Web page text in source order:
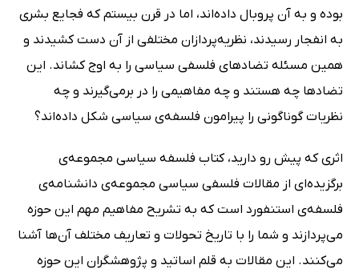
بوده و به آن پروبال داده‌اند، اما در قرن بیستم که فجایع بشری
به انفجار رسیدند، نظریه‌پردازان مختلفی از آن دست کشیدند و
همین مسئله تضادهای فلسفی سیاسی را به اوج کشاند. این
تضادها چه هستند و چه مفاهیمی را در برمی‌گیرند و چه
نظریات گوناگونی را پیرامون فلسفه‌ی سیاسی شکل داده‌اند؟
اثری که پیش رو دارید، کتاب فلسفه سیاسی مجموعه‌ی
برگزیده‌ای از مقالات فلسفی سیاسی مجموعه‌ی دانشنامه‌ی
فلسفه‌ی استنفورد است که به تشریح مفاهیم مهم این حوزه
می‌پردازند و شما را با تاریخ تحولات و تعاریف مختلف آن‌ها آشنا
می‌کنند. این مقالات به قلم اساتید و پژوهشگران این حوزه